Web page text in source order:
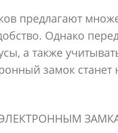
предлагают
Однако
а также
замок